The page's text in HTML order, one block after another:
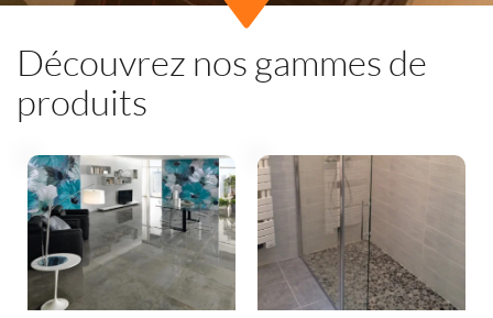
Découvrez nos gammes de
produits